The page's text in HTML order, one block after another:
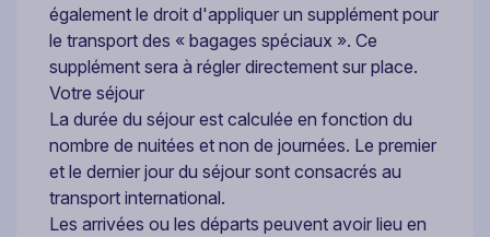
également le droit d'appliquer un supplément pour
le transport des « bagages spéciaux ». Ce
supplément sera à régler directement sur place.
Votre séjour
La durée du séjour est calculée en fonction du
nombre de nuitées et non de journées. Le premier
et le dernier jour du séjour sont consacrés au
transport international.
Les arrivées ou les départs peuvent avoir lieu en